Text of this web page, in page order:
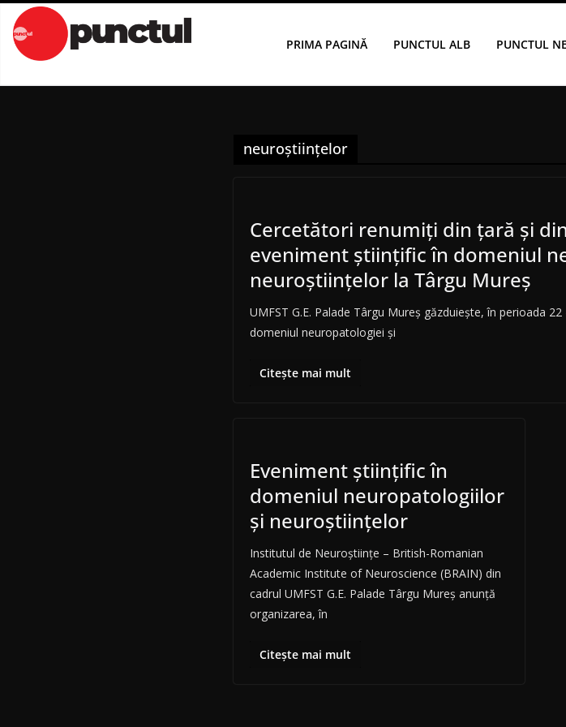
Sari
conținut
PRIMA PAGINĂ PUNCTUL ALB PUNCTUL
neuroștiințelor
Cercetători renumiți din țară și
eveniment științific în domeniul
neuroștiințelor la Târgu Mureș
UMFST G.E. Palade Târgu Mureș găzduiește, în perioada
domeniul neuropatologiei și
Citește mai mult
Eveniment științific în
domeniul neuropatologiilor
și neuroștiințelor
Institutul de Neuroştiinţe – British-Romanian
Academic Institute of Neuroscience (BRAIN) din
cadrul UMFST G.E. Palade Târgu Mureș anunță
organizarea, în
Citește mai mult